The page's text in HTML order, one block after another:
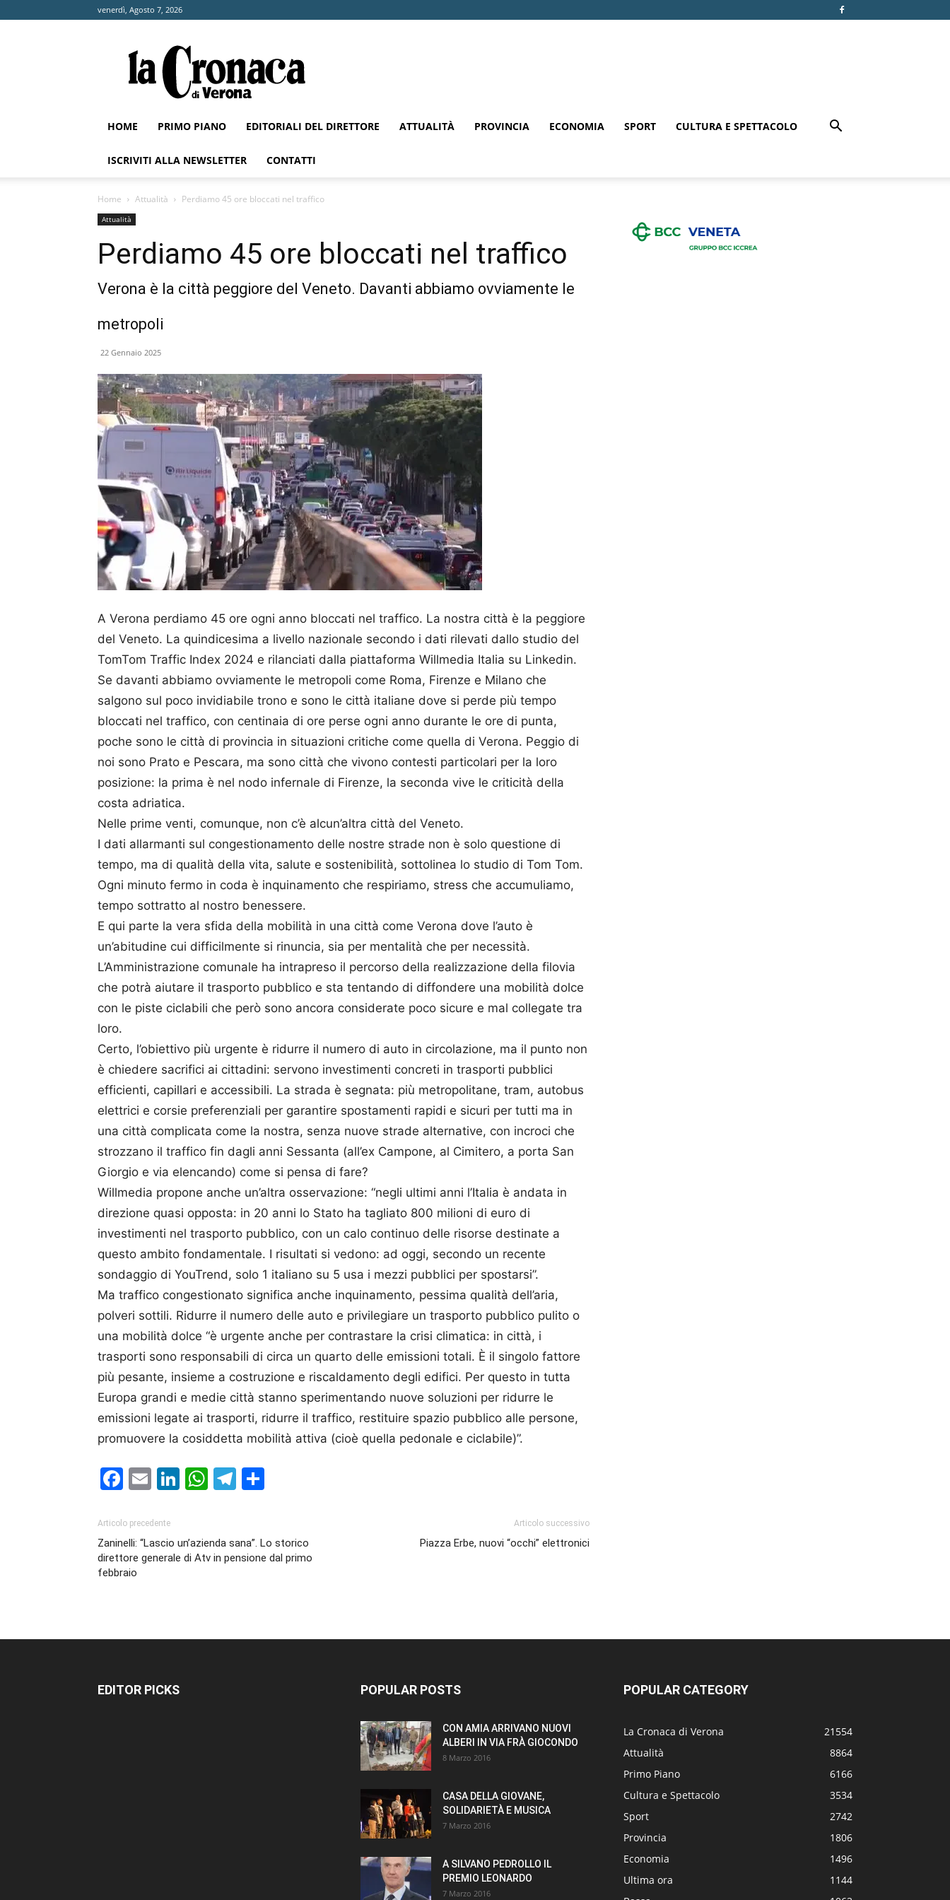
venerdì, Agosto 7, 2026
Cronaca
di
Verona
HOME PRIMO PIANO EDITORIALI DEL DIRETTORE ATTUALITÀ PROVINCIA ECONOMIA SPORT CULTURA E SPETTACOLO
ISCRIVITI ALLA NEWSLETTER CONTATTI
Home Attualità Perdiamo 45 ore bloccati nel traffico
Attualità
Perdiamo 45 ore bloccati nel traffico
Verona è la città peggiore del Veneto. Davanti abbiamo ovviamente le
metropoli
22 Gennaio 2025
A Verona perdiamo 45 ore ogni anno bloccati nel traffico. La nostra città è la peggiore
del Veneto. La quindicesima a livello nazionale secondo i dati rilevati dallo studio del
TomTom Traffic Index 2024 e rilanciati dalla piattaforma Willmedia Italia su Linkedin.
Se davanti abbiamo ovviamente le metropoli come Roma, Firenze e Milano che
salgono sul poco invidiabile trono e sono le città italiane dove si perde più tempo
bloccati nel traffico, con centinaia di ore perse ogni anno durante le ore di punta,
poche sono le città di provincia in situazioni critiche come quella di Verona. Peggio di
noi sono Prato e Pescara, ma sono città che vivono contesti particolari per la loro
posizione: la prima è nel nodo infernale di Firenze, la seconda vive le criticità della
costa adriatica.
Nelle prime venti, comunque, non c’è alcun’altra città del Veneto.
I dati allarmanti sul congestionamento delle nostre strade non è solo questione di
tempo, ma di qualità della vita, salute e sostenibilità, sottolinea lo studio di Tom Tom.
Ogni minuto fermo in coda è inquinamento che respiriamo, stress che accumuliamo,
tempo sottratto al nostro benessere.
E qui parte la vera sfida della mobilità in una città come Verona dove l’auto è
un’abitudine cui difficilmente si rinuncia, sia per mentalità che per necessità.
L’Amministrazione comunale ha intrapreso il percorso della realizzazione della filovia
che potrà aiutare il trasporto pubblico e sta tentando di diffondere una mobilità dolce
con le piste ciclabili che però sono ancora considerate poco sicure e mal collegate tra
loro.
Certo, l’obiettivo più urgente è ridurre il numero di auto in circolazione, ma il punto non
è chiedere sacrifici ai cittadini: servono investimenti concreti in trasporti pubblici
efficienti, capillari e accessibili. La strada è segnata: più metropolitane, tram, autobus
elettrici e corsie preferenziali per garantire spostamenti rapidi e sicuri per tutti ma in
una città complicata come la nostra, senza nuove strade alternative, con incroci che
strozzano il traffico fin dagli anni Sessanta (all’ex Campone, al Cimitero, a porta San
Giorgio e via elencando) come si pensa di fare?
Willmedia propone anche un’altra osservazione: “negli ultimi anni l’Italia è andata in
direzione quasi opposta: in 20 anni lo Stato ha tagliato 800 milioni di euro di
investimenti nel trasporto pubblico, con un calo continuo delle risorse destinate a
questo ambito fondamentale. I risultati si vedono: ad oggi, secondo un recente
sondaggio di YouTrend, solo 1 italiano su 5 usa i mezzi pubblici per spostarsi”.
Ma traffico congestionato significa anche inquinamento, pessima qualità dell’aria,
polveri sottili. Ridurre il numero delle auto e privilegiare un trasporto pubblico pulito o
una mobilità dolce “è urgente anche per contrastare la crisi climatica: in città, i
trasporti sono responsabili di circa un quarto delle emissioni totali. È il singolo fattore
più pesante, insieme a costruzione e riscaldamento degli edifici. Per questo in tutta
Europa grandi e medie città stanno sperimentando nuove soluzioni per ridurre le
emissioni legate ai trasporti, ridurre il traffico, restituire spazio pubblico alle persone,
promuovere la cosiddetta mobilità attiva (cioè quella pedonale e ciclabile)”.
Facebook
EmailLinkedIn
WhatsApp
Telegram
Articolo precedente
Zaninelli: “Lascio un’azienda sana”. Lo storico
direttore generale di Atv in pensione dal primo
febbraio
Articolo successivo
Piazza Erbe, nuovi “occhi” elettronici
EDITOR PICKS POPULAR POSTS
CON AMIA ARRIVANO NUOVI
ALBERI IN VIA FRÀ GIOCONDO
8 Marzo 2016
CASA DELLA GIOVANE,
SOLIDARIETÀ E MUSICA
7 Marzo 2016
A SILVANO PEDROLLO IL
PREMIO LEONARDO
7 Marzo 2016
POPULAR CATEGORY
La Cronaca di Verona
21554
Attualità
8864
Primo Piano
6166
Cultura e Spettacolo
3534
Sport
2742
Provincia
1806
Economia
1496
Ultima ora
1144